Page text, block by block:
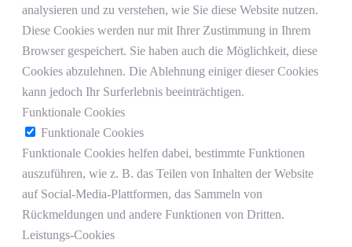
analysieren und zu verstehen, wie Sie diese Website nutzen.
Diese Cookies werden nur mit Ihrer Zustimmung in Ihrem
Browser gespeichert. Sie haben auch die Möglichkeit, diese
Cookies abzulehnen. Die Ablehnung einiger dieser Cookies
kann jedoch Ihr Surferlebnis beeinträchtigen.
Funktionale Cookies
Funktionale Cookies
Funktionale Cookies helfen dabei, bestimmte Funktionen
auszuführen, wie z. B. das Teilen von Inhalten der Website
auf Social-Media-Plattformen, das Sammeln von
Rückmeldungen und andere Funktionen von Dritten.
Leistungs-Cookies